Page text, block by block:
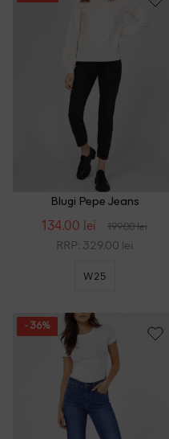
Blugi Pepe Jeans
134.00 lei 199.00 lei
RRP: 329.00 lei
W25
- 36%